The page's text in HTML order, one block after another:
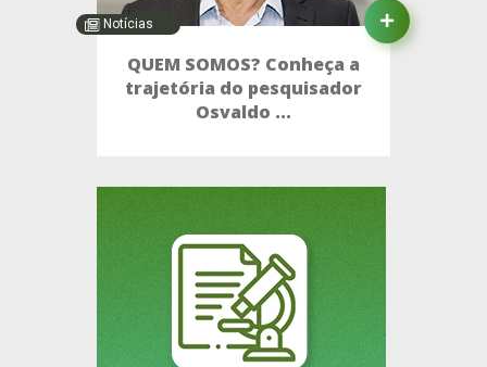
Notícias
QUEM SOMOS? Conheça a
trajetória do pesquisador
Osvaldo ...